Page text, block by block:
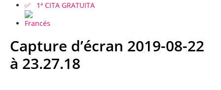
✅ 1ª CITA GRATUITA
Capture d’écran 2019-08-22
à 23.27.18